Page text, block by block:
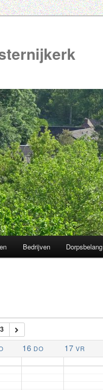
Bedrijven Dorpsbelang
16 DO 17 VR